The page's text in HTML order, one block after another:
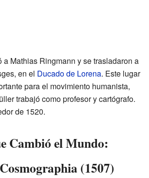
a Mathias Ringmann y se trasladaron a
en el Ducado de Lorena. Este lugar
para el movimiento humanista,
trabajó como profesor y cartógrafo.
de 1520.
Cambió el Mundo:
(1507)